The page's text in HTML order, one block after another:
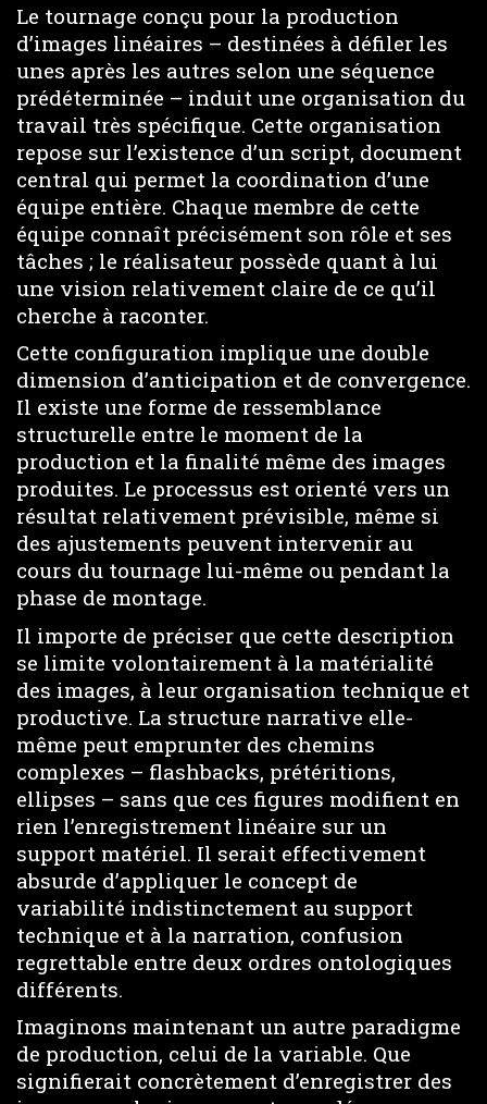
Le tournage conçu pour la production
d’images linéaires – destinées à défiler les
unes après les autres selon une séquence
prédéterminée – induit une organisation du
travail très spécifique. Cette organisation
repose sur l’existence d’un script, document
central qui permet la coordination d’une
équipe entière. Chaque membre de cette
équipe connaît précisément son rôle et ses
tâches ; le réalisateur possède quant à lui
une vision relativement claire de ce qu’il
cherche à raconter.
Cette configuration implique une double
dimension d’anticipation et de convergence.
Il existe une forme de ressemblance
structurelle entre le moment de la
production et la finalité même des images
produites. Le processus est orienté vers un
résultat relativement prévisible, même si
des ajustements peuvent intervenir au
cours du tournage lui-même ou pendant la
phase de montage.
Il importe de préciser que cette description
se limite volontairement à la matérialité
des images, à leur organisation technique et
productive. La structure narrative elle-
même peut emprunter des chemins
complexes – flashbacks, prétéritions,
ellipses – sans que ces figures modifient en
rien l’enregistrement linéaire sur un
support matériel. Il serait effectivement
absurde d’appliquer le concept de
variabilité indistinctement au support
technique et à la narration, confusion
regrettable entre deux ordres ontologiques
différents.
Imaginons maintenant un autre paradigme
de production, celui de la variable. Que
signifierait concrètement d’enregistrer des